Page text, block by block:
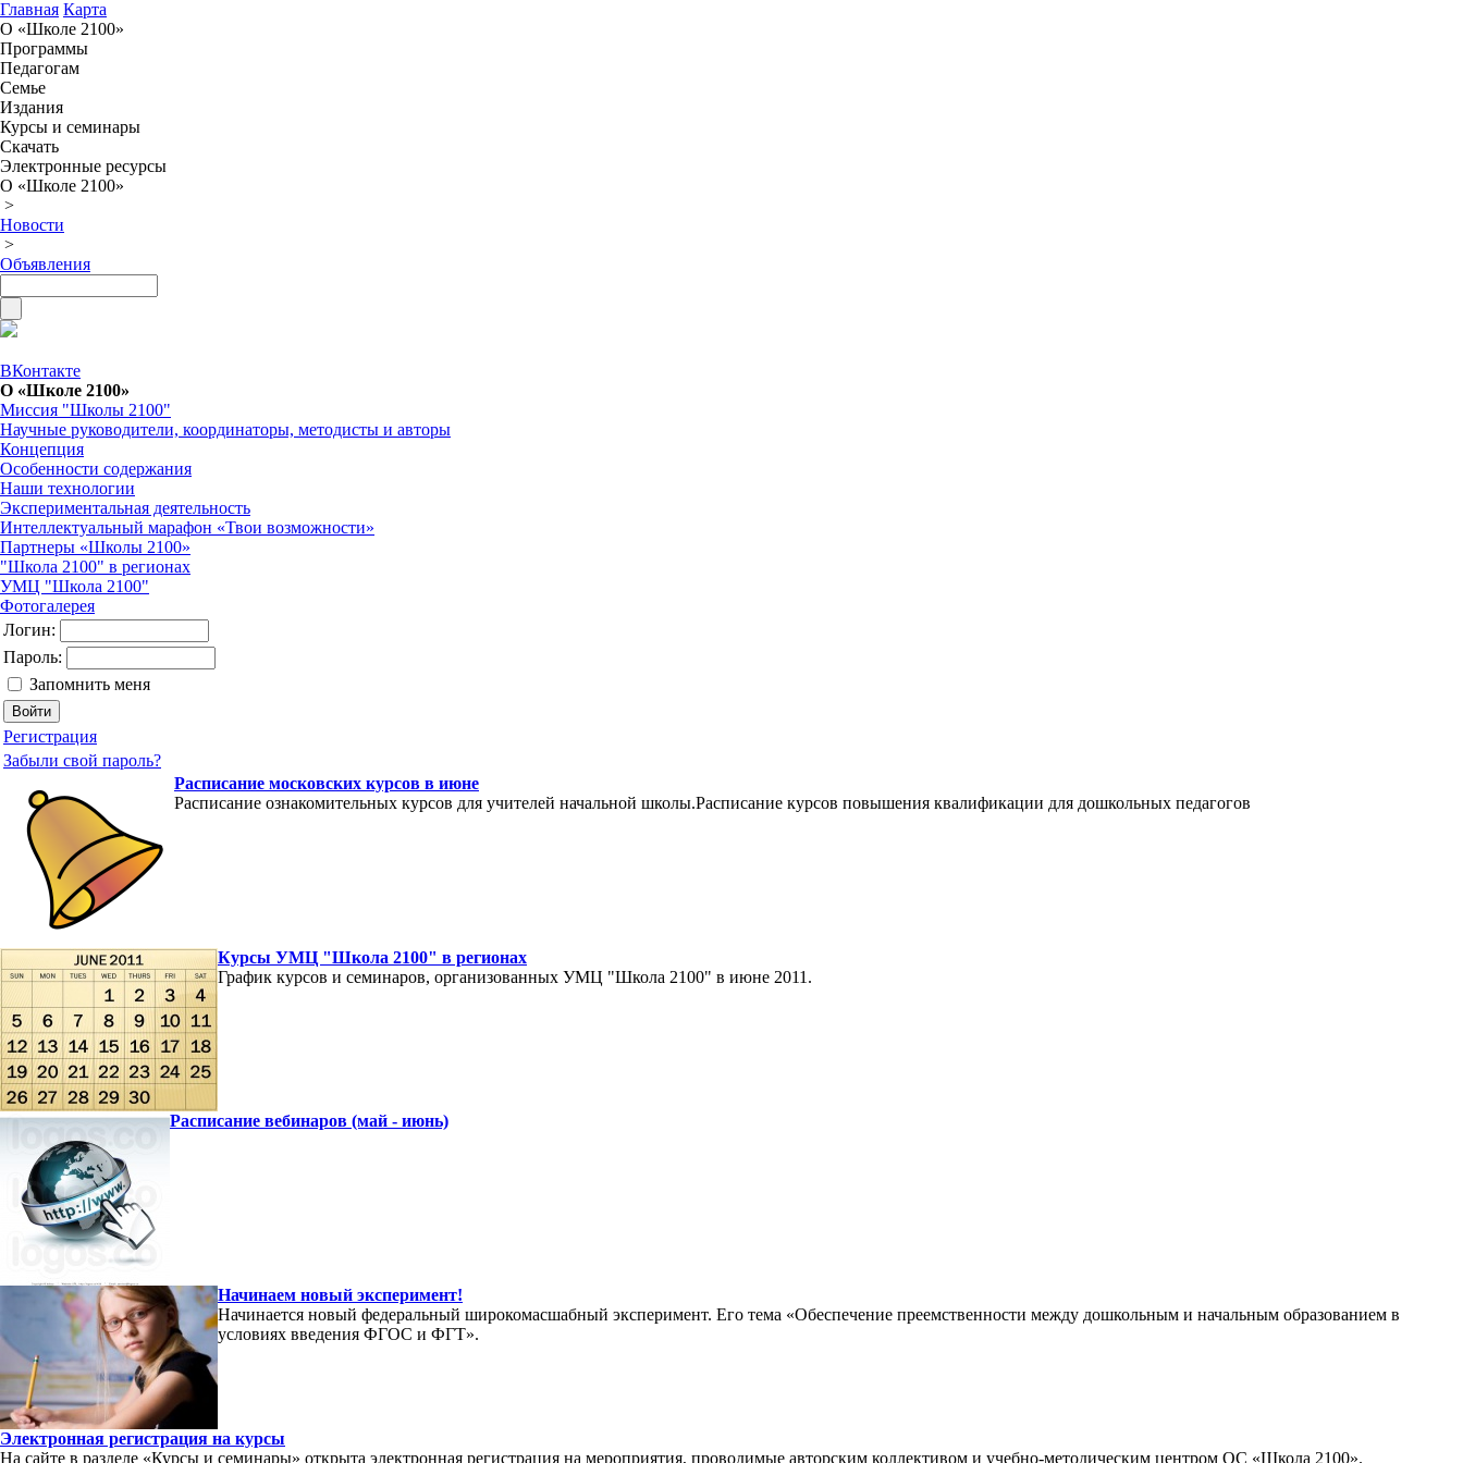
Главная Карта
О «Школе 2100»
Программы
Педагогам
Семье
Издания
Курсы и семинары
Скачать
Электронные ресурсы
О «Школе 2100»
>
Новости
>
Объявления
ВКонтакте
О «Школе 2100»
Миссия "Школы 2100"
Научные руководители, координаторы, методисты и авторы
Концепция
Особенности содержания
Наши технологии
Экспериментальная деятельность
Интеллектуальный марафон «Твои возможности»
Партнеры «Школы 2100»
"Школа 2100" в регионах
УМЦ "Школа 2100"
Фотогалерея
Логин:
Пароль:
Запомнить меня
Регистрация
Забыли свой пароль?
Расписание московских курсов в июне
Расписание ознакомительных курсов для учителей начальной школы.Расписание курсов повышения квалификации для дошкольных педагогов
Курсы УМЦ "Школа 2100" в регионах
График курсов и семинаров, организованных УМЦ "Школа 2100" в июне 2011.
Расписание вебинаров (май - июнь)
Начинаем новый эксперимент!
Начинается новый федеральный широкомасшабный эксперимент. Его тема «Обеспечение преемственности между дошкольным и начальным образованием в
условиях введения ФГОС и ФГТ».
Электронная регистрация на курсы
На сайте в разделе «Курсы и семинары» открыта электронная регистрация на мероприятия, проводимые авторским коллективом и учебно-методическим центром ОС «Школа 2100».